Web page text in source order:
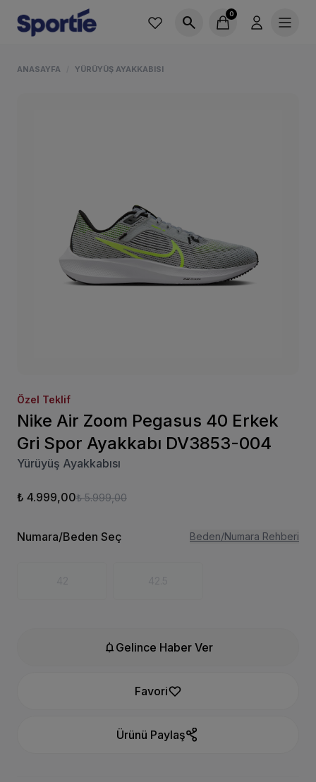
search 0
ANASAYFA YÜRÜYÜŞ AYAKKABISI
Özel Teklif
Nike Air Zoom Pegasus 40 Erkek
Gri Spor Ayakkabı DV3853-004
Yürüyüş Ayakkabısı
₺ 4.999,00₺ 5.999,00
Numara/Beden Seç Beden/Numara Rehberi
notifications Gelince Haber Ver
Favori
Ürünü Paylaş